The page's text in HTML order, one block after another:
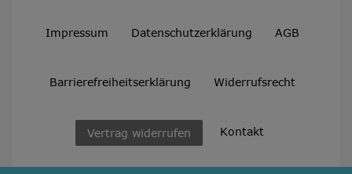
Impressum Daten­schutz­erklärung AGB
Barrierefreiheitserklärung Widerrufs­recht
Vertrag widerrufen Kontakt